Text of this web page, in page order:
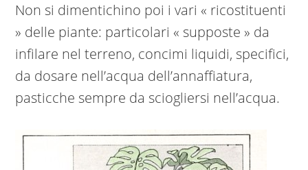
Non si dimentichino poi i vari « ricostituenti
» delle piante: particolari « supposte » da
infilare nel terreno, concimi liquidi, specifici,
da dosare nell’acqua dell’annaffiatura,
pasticche sempre da sciogliersi nell’acqua.